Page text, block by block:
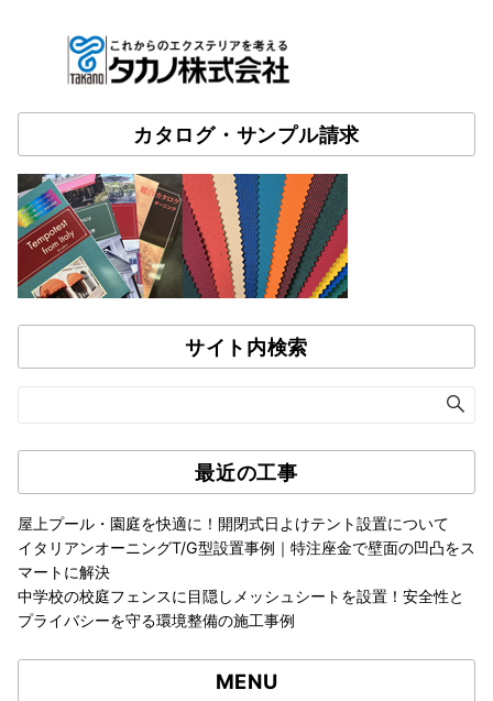
カタログ・サンプル請求
サイト内検索
最近の工事
屋上プール・園庭を快適に！開閉式日よけテント設置について
イタリアンオーニングT/G型設置事例｜特注座金で壁面の凹凸をス
マートに解決
中学校の校庭フェンスに目隠しメッシュシートを設置！安全性と
プライバシーを守る環境整備の施工事例
MENU